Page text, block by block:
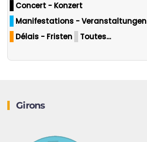
Concert - Konzert
Manifestations - Veranstaltungen
Délais - Fristen
Toutes…
Girons